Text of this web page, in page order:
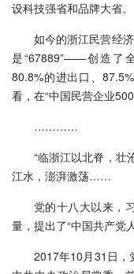
设科技强省和品牌大省。
如今的浙江民营经
是“67889”——创造了
80.8%的进出口、
看，在“中国民营企业
…………
“临浙江以北脊，壮
江水，澎湃激荡……
党的十八大以来，
量，提出了“中国共产党
2017年10月31日，